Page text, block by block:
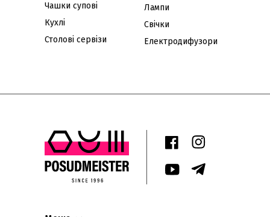
Чашки супові
Кухлі
Столові сервізи
Лампи
Свічки
Електродифузори